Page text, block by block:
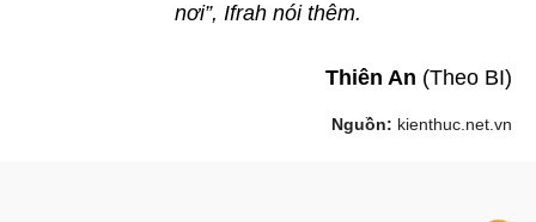
nơi”, Ifrah nói thêm.
Thiên An (Theo BI)
Nguồn: kienthuc.net.vn